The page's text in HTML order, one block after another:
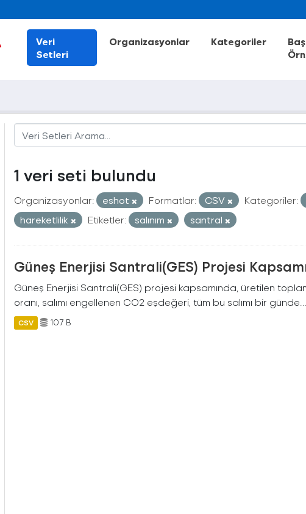
Veri
Setleri
Organizasyonlar Kategoriler
1 veri seti bulundu
Organizasyonlar: eshot Formatlar: CSV Kategoriler:
hareketlilik
Etiketler: salınım santral
Güneş Enerjisi Santrali(GES) Projesi
Güneş Enerjisi Santrali(GES) projesi kapsamında, üretilen
oranı, salımı engellenen CO2 eşdeğeri, tüm bu salımı bir günde...
CSV 107 B